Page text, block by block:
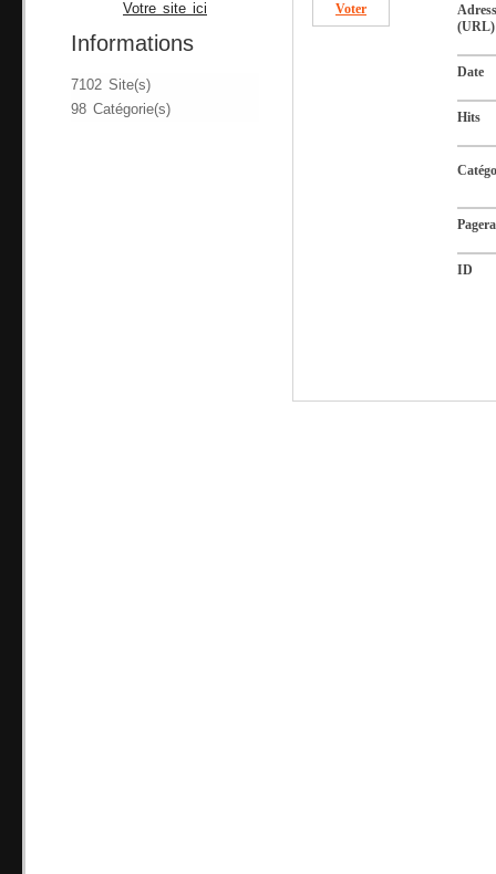
Votre site ici
Informations
7102 Site(s)
98 Catégorie(s)
Voter
Date
Hits
ID